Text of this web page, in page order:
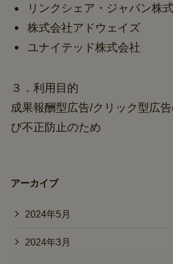
リンクシェア・ジャパン株
株式会社アドウェイズ
ユナイテッド株式会社
３．利用目的
成果報酬型広告/クリック型広
び不正防止のため
アーカイブ
2024年5月
2024年3月